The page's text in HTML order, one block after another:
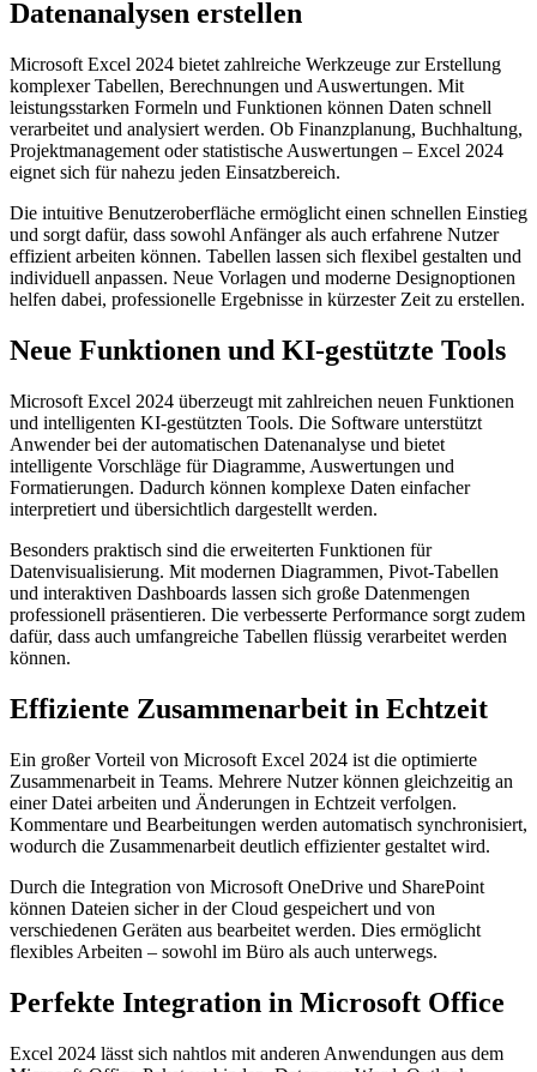
Datenanalysen erstellen
Microsoft Excel 2024 bietet zahlreiche Werkzeuge zur Erstellung
komplexer Tabellen, Berechnungen und Auswertungen. Mit
leistungsstarken Formeln und Funktionen können Daten schnell
verarbeitet und analysiert werden. Ob Finanzplanung, Buchhaltung,
Projektmanagement oder statistische Auswertungen – Excel 2024
eignet sich für nahezu jeden Einsatzbereich.
Die intuitive Benutzeroberfläche ermöglicht einen schnellen Einstieg
und sorgt dafür, dass sowohl Anfänger als auch erfahrene Nutzer
effizient arbeiten können. Tabellen lassen sich flexibel gestalten und
individuell anpassen. Neue Vorlagen und moderne Designoptionen
helfen dabei, professionelle Ergebnisse in kürzester Zeit zu erstellen.
Neue Funktionen und KI-gestützte Tools
Microsoft Excel 2024 überzeugt mit zahlreichen neuen Funktionen
und intelligenten KI-gestützten Tools. Die Software unterstützt
Anwender bei der automatischen Datenanalyse und bietet
intelligente Vorschläge für Diagramme, Auswertungen und
Formatierungen. Dadurch können komplexe Daten einfacher
interpretiert und übersichtlich dargestellt werden.
Besonders praktisch sind die erweiterten Funktionen für
Datenvisualisierung. Mit modernen Diagrammen, Pivot-Tabellen
und interaktiven Dashboards lassen sich große Datenmengen
professionell präsentieren. Die verbesserte Performance sorgt zudem
dafür, dass auch umfangreiche Tabellen flüssig verarbeitet werden
können.
Effiziente Zusammenarbeit in Echtzeit
Ein großer Vorteil von Microsoft Excel 2024 ist die optimierte
Zusammenarbeit in Teams. Mehrere Nutzer können gleichzeitig an
einer Datei arbeiten und Änderungen in Echtzeit verfolgen.
Kommentare und Bearbeitungen werden automatisch synchronisiert,
wodurch die Zusammenarbeit deutlich effizienter gestaltet wird.
Durch die Integration von Microsoft OneDrive und SharePoint
können Dateien sicher in der Cloud gespeichert und von
verschiedenen Geräten aus bearbeitet werden. Dies ermöglicht
flexibles Arbeiten – sowohl im Büro als auch unterwegs.
Perfekte Integration in Microsoft Office
Excel 2024 lässt sich nahtlos mit anderen Anwendungen aus dem